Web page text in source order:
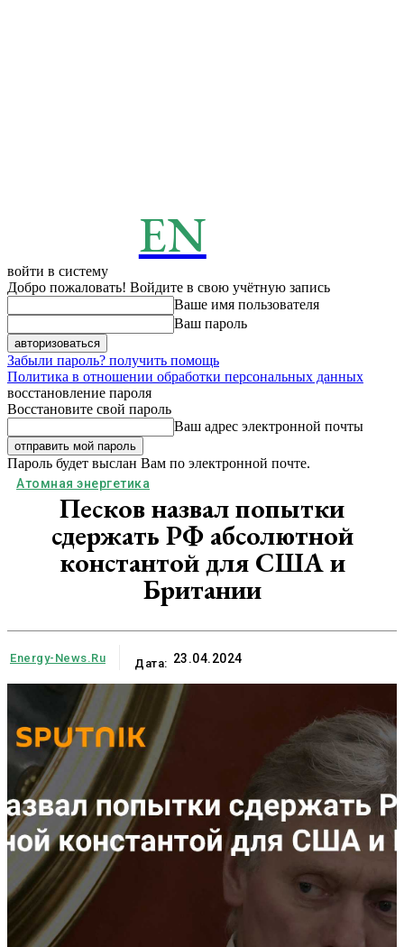
EN
войти в систему
Добро пожаловать! Войдите в свою учётную запись
Ваше имя пользователя
Ваш пароль
Забыли пароль? получить помощь
Политика в отношении обработки персональных данных
восстановление пароля
Восстановите свой пароль
Ваш адрес электронной почты
Пароль будет выслан Вам по электронной почте.
Атомная энергетика
Песков назвал попытки
сдержать РФ абсолютной
константой для США и
Британии
Energy-News.ru Дата: 23.04.2024